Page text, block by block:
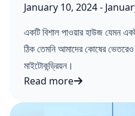
Published on:
January 10, 2024- Last
একটি বিশাল পাওয়ার হাউজ যেমন
ঠিক তেমনি আমাদের কোষের
মাইটোকন্ড্রিয়ন।
Read more
মাইটোকন্ড্রিয়নের গল্প